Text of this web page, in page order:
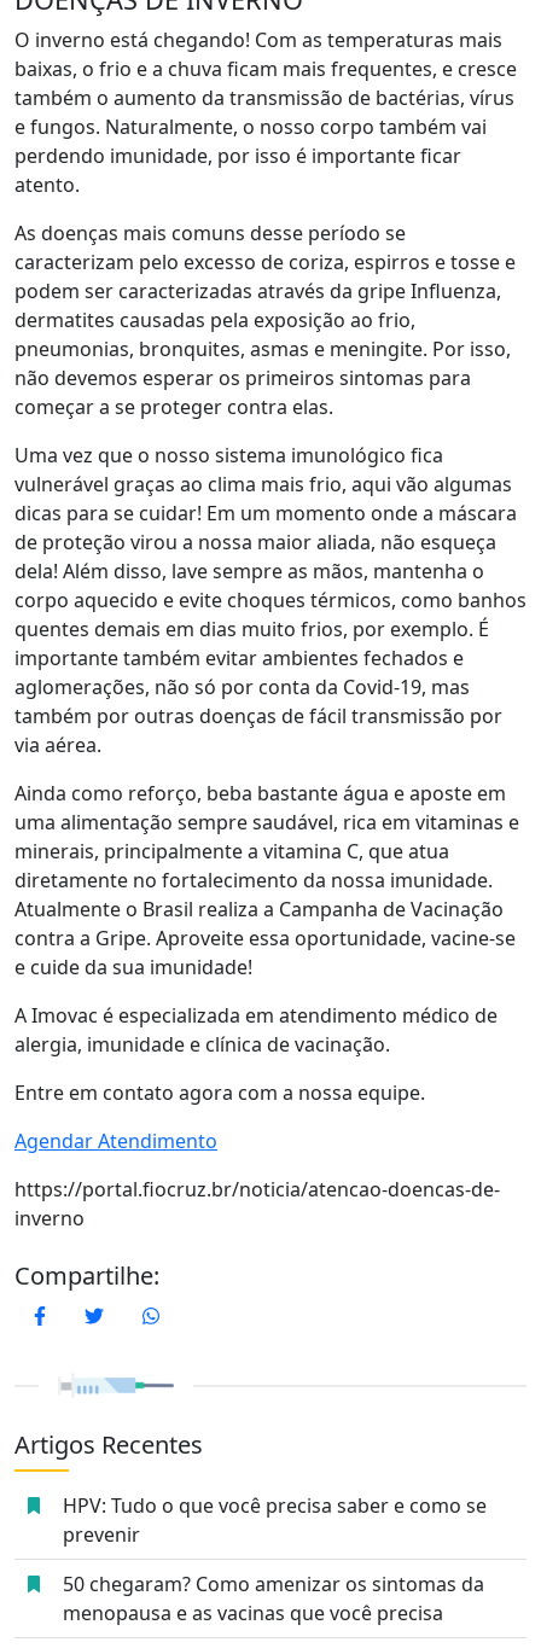
O inverno está chegando! Com as temperaturas mais
baixas, o frio e a chuva ficam mais frequentes, e cresce
também o aumento da transmissão de bactérias, vírus
e fungos. Naturalmente, o nosso corpo também vai
perdendo imunidade, por isso é importante ficar
atento.
As doenças mais comuns desse período se
caracterizam pelo excesso de coriza, espirros e tosse e
podem ser caracterizadas através da gripe Influenza,
dermatites causadas pela exposição ao frio,
pneumonias, bronquites, asmas e meningite. Por isso,
não devemos esperar os primeiros sintomas para
começar a se proteger contra elas.
Uma vez que o nosso sistema imunológico fica
vulnerável graças ao clima mais frio, aqui vão algumas
dicas para se cuidar! Em um momento onde a máscara
de proteção virou a nossa maior aliada, não esqueça
dela! Além disso, lave sempre as mãos, mantenha o
corpo aquecido e evite choques térmicos, como banhos
quentes demais em dias muito frios, por exemplo. É
importante também evitar ambientes fechados e
aglomerações, não só por conta da Covid-19, mas
também por outras doenças de fácil transmissão por
via aérea.
Ainda como reforço, beba bastante água e aposte em
uma alimentação sempre saudável, rica em vitaminas e
minerais, principalmente a vitamina C, que atua
diretamente no fortalecimento da nossa imunidade.
Atualmente o Brasil realiza a Campanha de Vacinação
contra a Gripe. Aproveite essa oportunidade, vacine-se
e cuide da sua imunidade!
A Imovac é especializada em atendimento médico de
alergia, imunidade e clínica de vacinação.
Entre em contato agora com a nossa equipe.
Agendar Atendimento
https://portal.fiocruz.br/noticia/atencao-doencas-de-
inverno
Compartilhe:
FacebookTwitterWhatsApp
Artigos Recentes
HPV: Tudo o que você precisa saber e como se
prevenir
50 chegaram? Como amenizar os sintomas da
menopausa e as vacinas que você precisa